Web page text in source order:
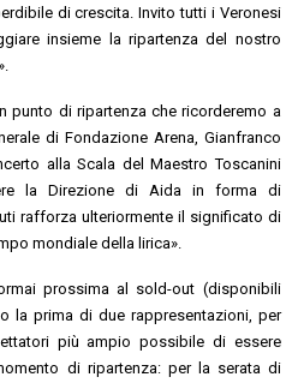
di crescita. Invito tutti i Veronesi
insieme la ripartenza del nostro
punto di ripartenza che ricorderemo a
di Fondazione Arena, Gianfranco
alla Scala del Maestro Toscanini
la Direzione di Aida in forma di
rafforza ulteriormente il significato di
mondiale della lirica».
prossima al sold-out (disponibili
la prima di due rappresentazioni, per
più ampio possibile di essere
di ripartenza: per la serata di